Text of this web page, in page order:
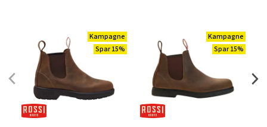
Kampagne
Spar 15%
Kampagne
Spar 15%